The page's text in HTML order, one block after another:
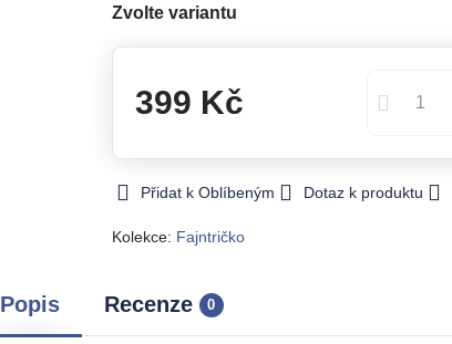
Zvolte variantu
399 Kč
Přidat k Oblíbeným Dotaz k produktu
Kolekce: Fajntričko
Popis Recenze 0